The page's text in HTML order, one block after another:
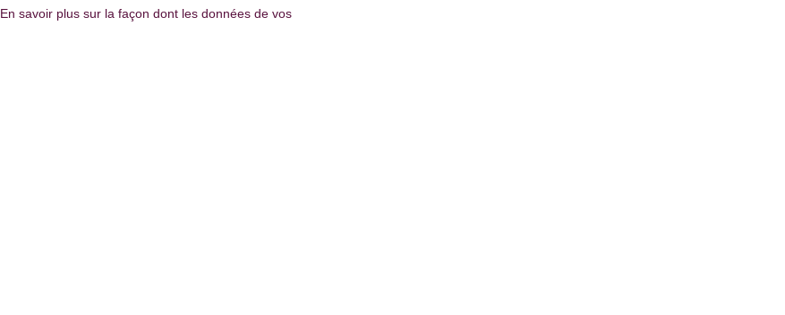
En savoir plus sur la façon dont les données de vos